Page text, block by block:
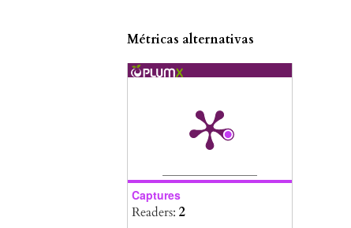
Métricas alternativas
Captures
Readers:2